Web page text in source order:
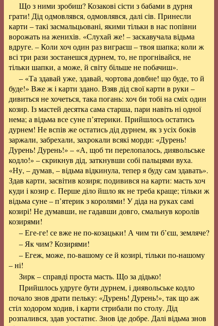
Що з ними зробиш? Козакові сісти з бабами в дурня
грати! Дід одмовлявся, одмовлявся, далі сів. Принесли
карти – такі засмальцьовані, якими тільки в нас попівни
ворожать на женихів. «Слухай же! – заскавучала відьма
вдруге. – Коли хоч один раз виграєш – твоя шапка; коли ж
всі три рази зостанешся дурнем, то, не прогнівайся, не
тільки шапки, а може, й світу більше не побачиш».
– «Та здавай уже, здавай, чортова довбне! що буде, то й
буде!» Вже ж і карти здано. Взяв дід свої карти в руки –
дивиться не хочеться, така погань: хоч би тобі на сміх один
козир. Із мастей десятка сама старша, пари навіть ні одної
нема; а відьма все суне п’ятерики. Прийшлось остатись
дурнем! Не вспів же остатись дід дурнем, як з усіх боків
заржали, забрехали, захрокали всякі морди: «Дурень!
Дурень! Дурень!» – «А, щоб ти перелопалось, диявольське
кодло!» – скрикнув дід, заткнувши собі пальцями вуха.
«Ну, – думав, – відьма відкинула, тепер я буду сам здавать».
Здав карти, засвітив козиря; подивився на карти: масть хоч
куди і козир є. Перше діло йшло як не треба краще; тільки ж
відьма суне – п’ятерик з королями! У діда на руках самі
козирі! Не думавши, не гадавши довго, смальнув королів
козирями!
– Еге-ге! се вже не по-козацьки! А чим ти б’єш, земляче?
– Як чим? Козирями!
– Егеж, може, по-вашому се й козирі, тільки по-нашому
– ні!
Зирк – справді проста масть. Що за дідько!
Прийшлось удруге бути дурнем, і диявольське кодло
почало знов драти пельку: «Дурень! Дурень!», так що аж
стіл ходором ходив, і карти стрибали по столу. Дід
розпалився, здав уостатнє. Знов іде добре. Далі відьма знов